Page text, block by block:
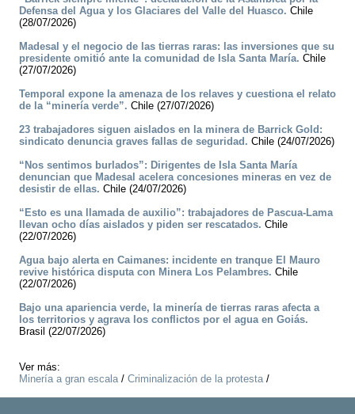
Defensa del Agua y los Glaciares del Valle del Huasco. Chile
(28/07/2026)
Madesal y el negocio de las tierras raras: las inversiones que su
presidente omitió ante la comunidad de Isla Santa María. Chile
(27/07/2026)
Temporal expone la amenaza de los relaves y cuestiona el relato
de la “minería verde”. Chile (27/07/2026)
23 trabajadores siguen aislados en la minera de Barrick Gold:
sindicato denuncia graves fallas de seguridad. Chile (24/07/2026)
“Nos sentimos burlados”: Dirigentes de Isla Santa María
denuncian que Madesal acelera concesiones mineras en vez de
desistir de ellas. Chile (24/07/2026)
“Esto es una llamada de auxilio”: trabajadores de Pascua-Lama
llevan ocho días aislados y piden ser rescatados. Chile
(22/07/2026)
Agua bajo alerta en Caimanes: incidente en tranque El Mauro
revive histórica disputa con Minera Los Pelambres. Chile
(22/07/2026)
Bajo una apariencia verde, la minería de tierras raras afecta a
los territorios y agrava los conflictos por el agua en Goiás.
Brasil (22/07/2026)
Ver más:
Minería a gran escala/ Criminalización de la protesta/